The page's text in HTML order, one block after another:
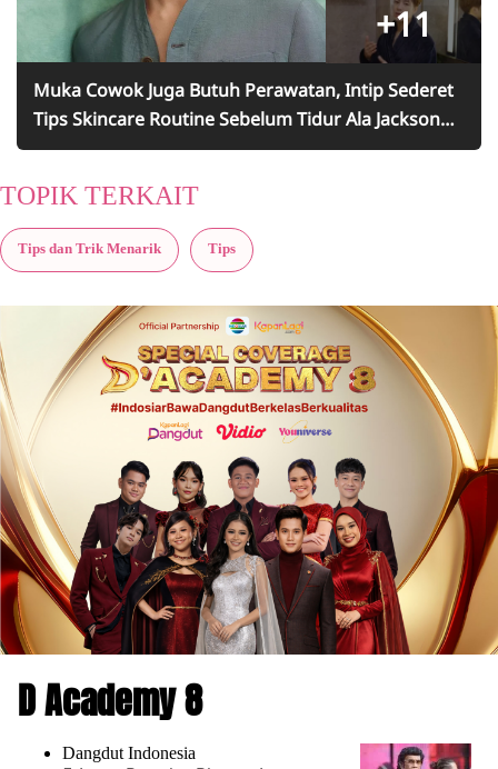
+11
Muka Cowok Juga Butuh Perawatan, Intip Sederet
Tips Skincare Routine Sebelum Tidur Ala Jackson
Wang - Nggak Pakai Ribet Tapi Bikin Glowing
TOPIK TERKAIT
Tips dan Trik Menarik Tips
D Academy 8
Dangdut Indonesia